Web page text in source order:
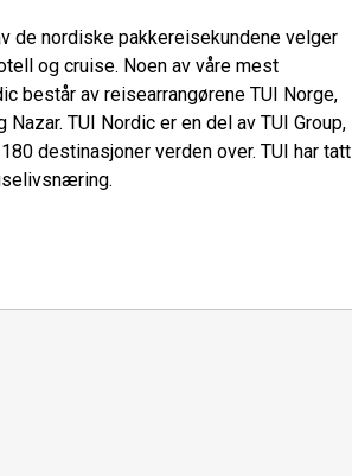
de nordiske pakkereisekundene velger
og cruise. Noen av våre mest
består av reisearrangørene TUI Norge,
TUI Nordic er en del av TUI Group,
destinasjoner verden over. TUI har tatt